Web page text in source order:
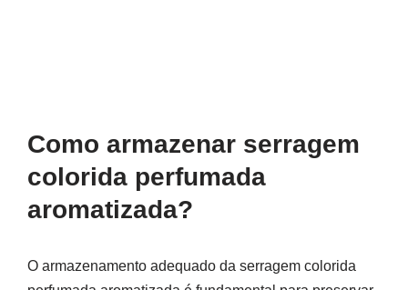
Como armazenar serragem
colorida perfumada
aromatizada?
O armazenamento adequado da serragem colorida